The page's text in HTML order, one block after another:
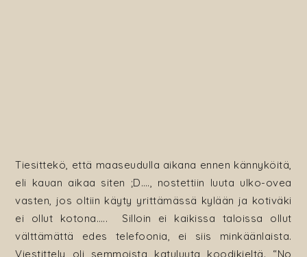
Tiesittekö, että maaseudulla aikana ennen kännyköitä,
eli kauan aikaa siten ;D…., nostettiin luuta ulko-ovea
vasten, jos oltiin käyty yrittämässä kylään ja kotiväki
ei ollut kotona….. Silloin ei kaikissa taloissa ollut
välttämättä edes telefoonia, ei siis minkäänlaista.
Viestittely oli semmoista katuluuta koodikieltä. “No